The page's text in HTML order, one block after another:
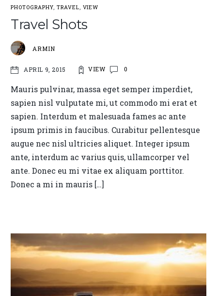
PHOTOGRAPHY, TRAVEL, VIEW
Travel Shots
ARMIN
APRIL 9, 2015 VIEW 0
Mauris pulvinar, massa eget semper imperdiet,
sapien nisl vulputate mi, ut commodo mi erat et
sapien. Interdum et malesuada fames ac ante
ipsum primis in faucibus. Curabitur pellentesque
augue nec nisl ultricies aliquet. Integer ipsum
ante, interdum ac varius quis, ullamcorper vel
ante. Donec eu mi vitae ex aliquam porttitor.
Donec a mi in mauris […]